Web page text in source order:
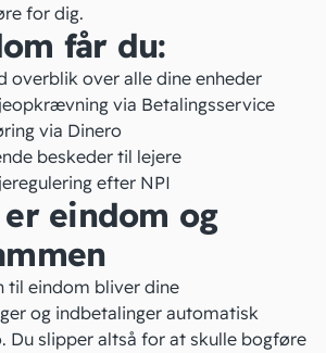
for dig.
får du:
overblik over alle dine enheder
via Betalingsservice
via Dinero
beskeder til lejere
efter NPI
eindom og
til eindom bliver dine
og indbetalinger automatisk
Du slipper altså for at skulle bogføre